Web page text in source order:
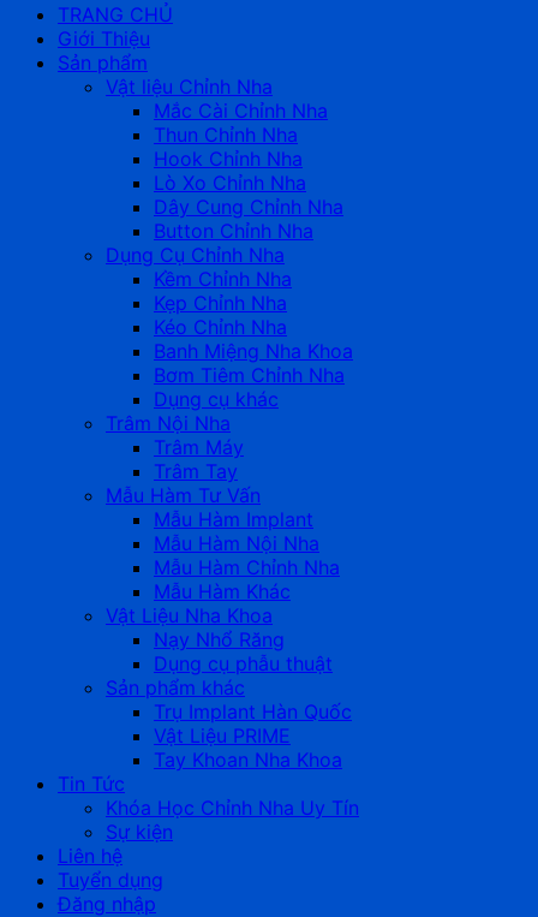
TRANG CHỦ
Giới Thiệu
Sản phẩm
Vật liệu Chỉnh Nha
Mắc Cài Chỉnh Nha
Thun Chỉnh Nha
Hook Chỉnh Nha
Lò Xo Chỉnh Nha
Dây Cung Chỉnh Nha
Button Chỉnh Nha
Dụng Cụ Chỉnh Nha
Kềm Chỉnh Nha
Kẹp Chỉnh Nha
Kéo Chỉnh Nha
Banh Miệng Nha Khoa
Bơm Tiêm Chỉnh Nha
Dụng cụ khác
Trâm Nội Nha
Trâm Máy
Trâm Tay
Mẫu Hàm Tư Vấn
Mẫu Hàm Implant
Mẫu Hàm Nội Nha
Mẫu Hàm Chỉnh Nha
Mẫu Hàm Khác
Vật Liệu Nha Khoa
Nạy Nhổ Răng
Dụng cụ phẫu thuật
Sản phẩm khác
Trụ Implant Hàn Quốc
Vật Liệu PRIME
Tay Khoan Nha Khoa
Tin Tức
Khóa Học Chỉnh Nha Uy Tín
Sự kiện
Liên hệ
Tuyển dụng
Đăng nhập